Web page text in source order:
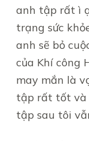
anh tập rất ì
trạng sức
anh sẽ bỏ
của Khí công
may mắn là
tập rất tốt và
tập sau tôi